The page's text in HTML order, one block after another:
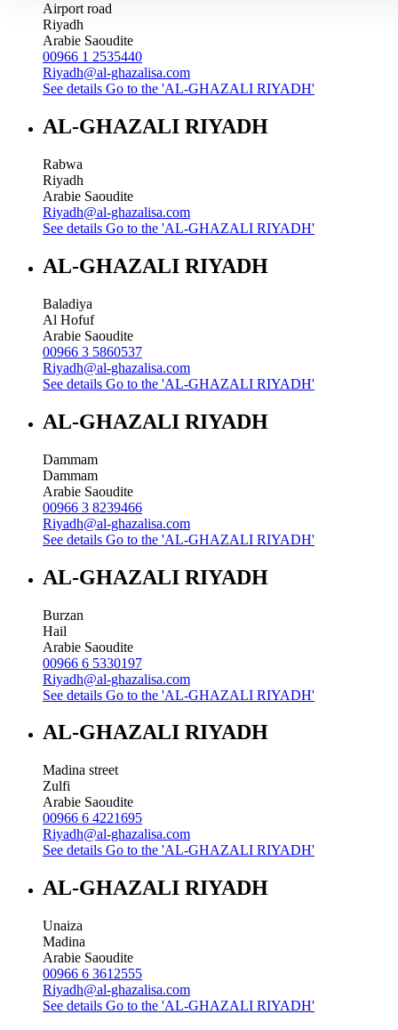
Airport road
Riyadh
Arabie Saoudite
00966 1 2535440
Riyadh@al-ghazalisa.com
See details Go to the 'AL-GHAZALI RIYADH'
AL-GHAZALI RIYADH
Rabwa
Riyadh
Arabie Saoudite
Riyadh@al-ghazalisa.com
See details Go to the 'AL-GHAZALI RIYADH'
AL-GHAZALI RIYADH
Baladiya
Al Hofuf
Arabie Saoudite
00966 3 5860537
Riyadh@al-ghazalisa.com
See details Go to the 'AL-GHAZALI RIYADH'
AL-GHAZALI RIYADH
Dammam
Dammam
Arabie Saoudite
00966 3 8239466
Riyadh@al-ghazalisa.com
See details Go to the 'AL-GHAZALI RIYADH'
AL-GHAZALI RIYADH
Burzan
Hail
Arabie Saoudite
00966 6 5330197
Riyadh@al-ghazalisa.com
See details Go to the 'AL-GHAZALI RIYADH'
AL-GHAZALI RIYADH
Madina street
Zulfi
Arabie Saoudite
00966 6 4221695
Riyadh@al-ghazalisa.com
See details Go to the 'AL-GHAZALI RIYADH'
AL-GHAZALI RIYADH
Unaiza
Madina
Arabie Saoudite
00966 6 3612555
Riyadh@al-ghazalisa.com
See details Go to the 'AL-GHAZALI RIYADH'